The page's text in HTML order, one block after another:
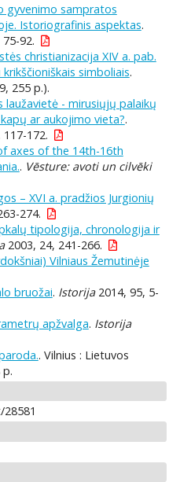
gyvenimo sampratos
Istoriografinis aspektas.
92.
christianizacija XIV a. pab.
simboliais.
255 p.).
laužavietė - mirusiųjų palaikų
ar aukojimo vieta?.
172.
axes of the 14th-16th
. Vēsture: avoti un cilvēki
– XVI a. pradžios Jurgionių
274.
tipologija, chronologija ir
2003, 24, 241-266.
Vilniaus Žemutinėje
bruožai. Istorija2014, 95, 5-
apžvalga. Istorija
. Vilnius : Lietuvos